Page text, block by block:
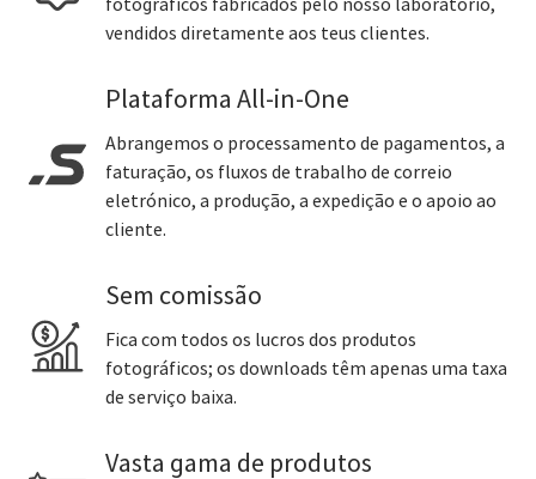
vendidos diretamente aos teus clientes.
Plataforma All-in-One
Abrangemos o processamento de pagamentos, a
faturação, os fluxos de trabalho de correio
eletrónico, a produção, a expedição e o apoio ao
cliente.
Sem comissão
Fica com todos os lucros dos produtos
fotográficos; os downloads têm apenas uma taxa
de serviço baixa.
Vasta gama de produtos